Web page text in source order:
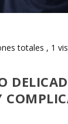
totales , 1